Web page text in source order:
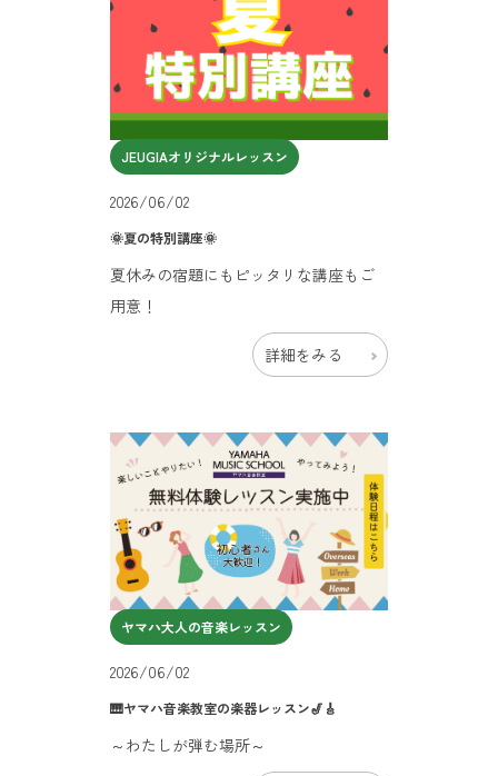
JEUGIAオリジナルレッスン
2026/06/02
🌞夏の特別講座🌞
夏休みの宿題にもピッタリな講座もご
用意！
詳細をみる
ヤマハ大人の音楽レッスン
2026/06/02
🎹ヤマハ音楽教室の楽器レッスン🎷🎸
～わたしが弾む場所～